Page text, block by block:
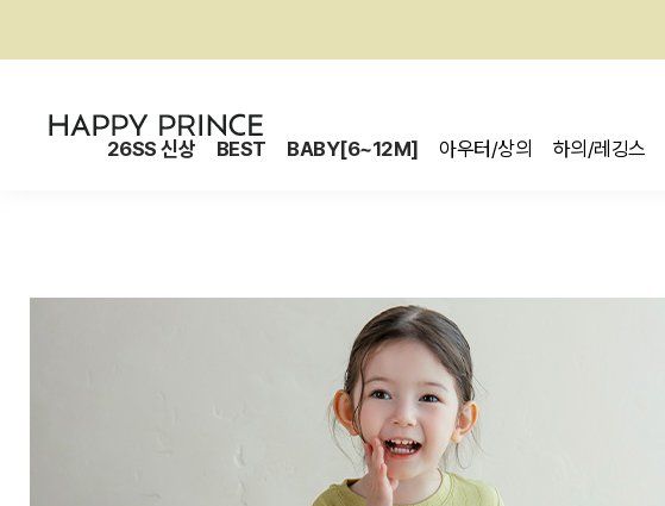
26SS 신상 BEST BABY[6~12M] 아우터/상의 하의/레깅스